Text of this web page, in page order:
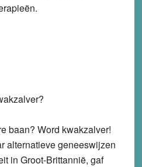
baan? Word kwakzalver!
alternatieve geneeswijzen
in Groot-Brittannië, gaf